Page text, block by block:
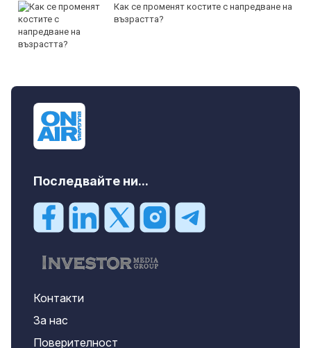
Как се променят костите с напредване на
възрастта?
Последвайте ни...
Контакти
За нас
Поверителност